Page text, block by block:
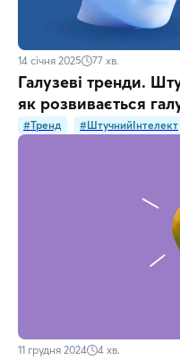
14 січня 2025 77 хв.
Галузеві тренди.
як розвивається
#Тренд #ШтучнийІнтелект
11 грудня 2024 4 хв.